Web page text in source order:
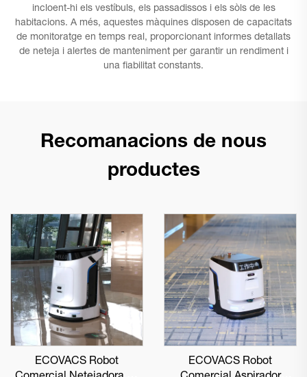
incloent-hi els vestíbuls, els passadissos i els sòls de les
habitacions. A més, aquestes màquines disposen de capacitats
de monitoratge en temps real, proporcionant informes detallats
de neteja i alertes de manteniment per garantir un rendiment i
una fiabilitat constants.
Recomanacions de nous
productes
ECOVACS Robot
ECOVACS Robot